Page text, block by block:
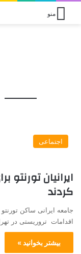
منو
اجتماعی
ایرانیان
کردند
جامعه ایرانی ساکن
اقدامات تروریستی در تهران، ۵ شنبه
بیشتر بخوانید »